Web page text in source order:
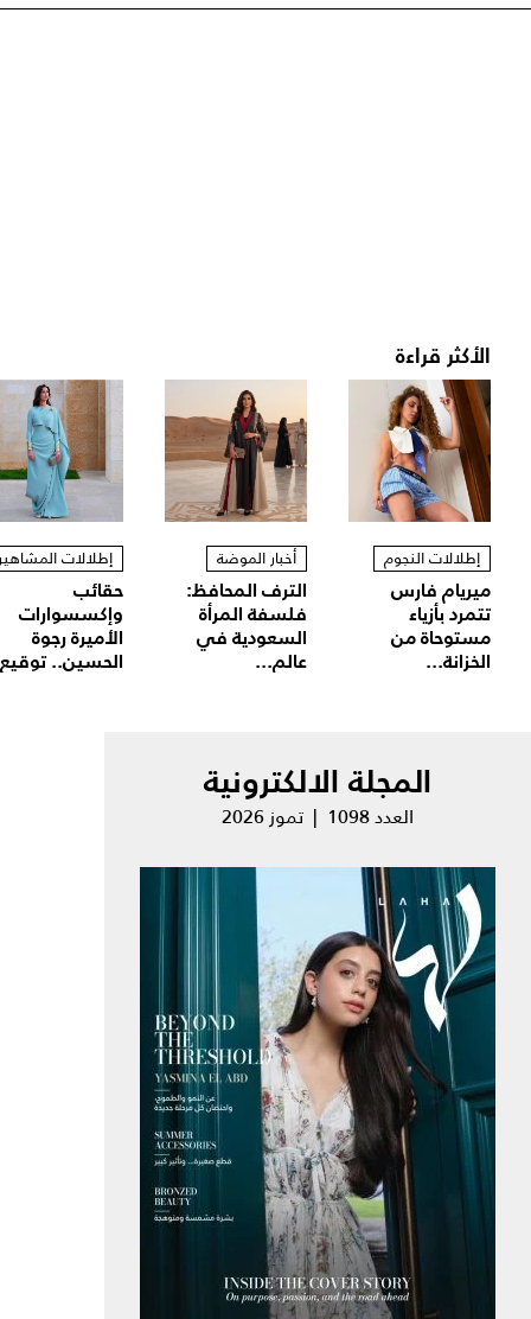
الأكثر قراءة
إطلالات النجوم
ميريام فارس
تتمرد بأزياء
مستوحاة من
الخزانة...
أخبار الموضة
الترف المحافظ:
فلسفة المرأة
السعودية في
عالم...
إطلالات
حقائب
وإكسسوارات
الأميرة رجوة
الحسين..
المجلة الالكترونية
العدد 1098 | تموز 2026